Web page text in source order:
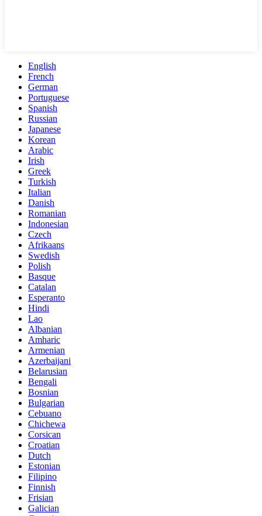
English
French
German
Portuguese
Spanish
Russian
Japanese
Korean
Arabic
Irish
Greek
Turkish
Italian
Danish
Romanian
Indonesian
Czech
Afrikaans
Swedish
Polish
Basque
Catalan
Esperanto
Hindi
Lao
Albanian
Amharic
Armenian
Azerbaijani
Belarusian
Bengali
Bosnian
Bulgarian
Cebuano
Chichewa
Corsican
Croatian
Dutch
Estonian
Filipino
Finnish
Frisian
Galician